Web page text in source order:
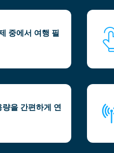
중에서 여행 필
을 간편하게 연